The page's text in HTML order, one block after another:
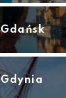
Gdańsk
Gdynia